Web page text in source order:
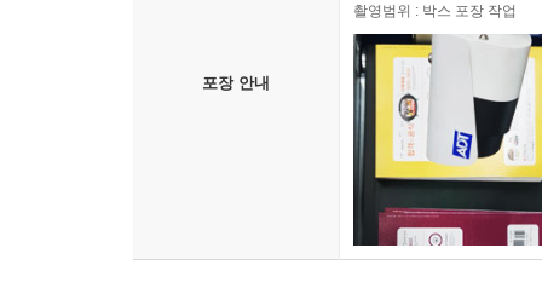
포장 안내
촬영범위 : 박스 포장 작업